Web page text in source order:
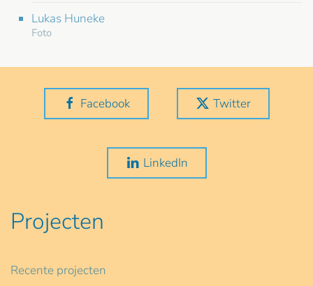
Lukas Huneke
Foto
Facebook Twitter
LinkedIn
Projecten
Recente projecten